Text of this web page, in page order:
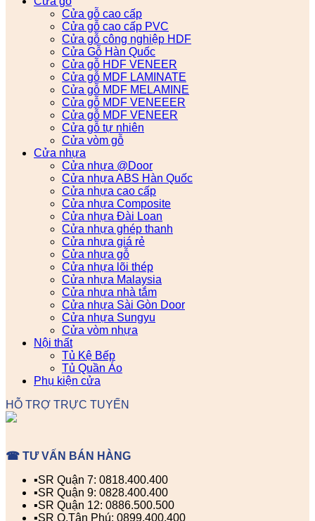
Cửa gỗ cao cấp
Cửa gỗ cao cấp PVC
Cửa gỗ công nghiệp HDF
Cửa Gỗ Hàn Quốc
Cửa gỗ HDF VENEER
Cửa gỗ MDF LAMINATE
Cửa gỗ MDF MELAMINE
Cửa gỗ MDF VENEEER
Cửa gỗ MDF VENEER
Cửa gỗ tự nhiên
Cửa vòm gỗ
Cửa nhựa
Cửa nhựa @Door
Cửa nhựa ABS Hàn Quốc
Cửa nhựa cao cấp
Cửa nhựa Composite
Cửa nhựa Đài Loan
Cửa nhựa ghép thanh
Cửa nhựa giá rẻ
Cửa nhựa gỗ
Cửa nhựa lõi thép
Cửa nhựa Malaysia
Cửa nhựa nhà tắm
Cửa nhựa Sài Gòn Door
Cửa nhựa Sungyu
Cửa vòm nhựa
Nội thất
Tủ Kệ Bếp
Tủ Quần Áo
Phụ kiện cửa
HỖ TRỢ TRỰC TUYẾN
☎ TƯ VẤN BÁN HÀNG
▪️SR Quận 7: 0818.400.400
▪️SR Quận 9: 0828.400.400
▪️SR Quận 12: 0886.500.500
▪️SR Q.Tân Phú: 0899.400.400